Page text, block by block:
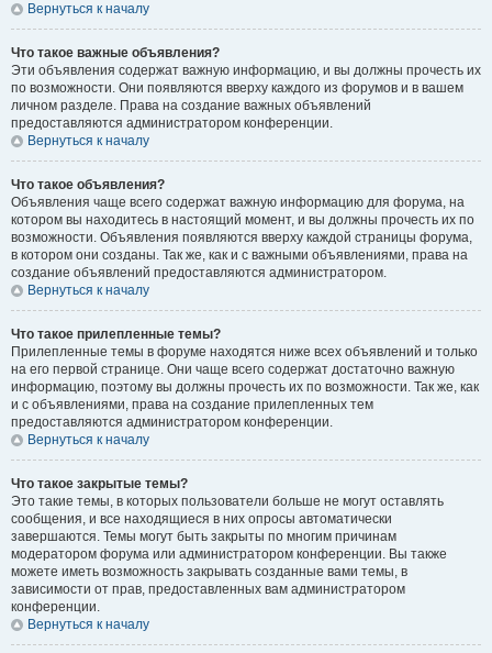
Вернуться к началу
Что такое важные объявления?
Эти объявления содержат важную информацию, и вы должны прочесть их
по возможности. Они появляются вверху каждого из форумов и в вашем
личном разделе. Права на создание важных объявлений
предоставляются администратором конференции.
Вернуться к началу
Что такое объявления?
Объявления чаще всего содержат важную информацию для форума, на
котором вы находитесь в настоящий момент, и вы должны прочесть их по
возможности. Объявления появляются вверху каждой страницы форума,
в котором они созданы. Так же, как и с важными объявлениями, права на
создание объявлений предоставляются администратором.
Вернуться к началу
Что такое прилепленные темы?
Прилепленные темы в форуме находятся ниже всех объявлений и только
на его первой странице. Они чаще всего содержат достаточно важную
информацию, поэтому вы должны прочесть их по возможности. Так же, как
и с объявлениями, права на создание прилепленных тем
предоставляются администратором конференции.
Вернуться к началу
Что такое закрытые темы?
Это такие темы, в которых пользователи больше не могут оставлять
сообщения, и все находящиеся в них опросы автоматически
завершаются. Темы могут быть закрыты по многим причинам
модератором форума или администратором конференции. Вы также
можете иметь возможность закрывать созданные вами темы, в
зависимости от прав, предоставленных вам администратором
конференции.
Вернуться к началу